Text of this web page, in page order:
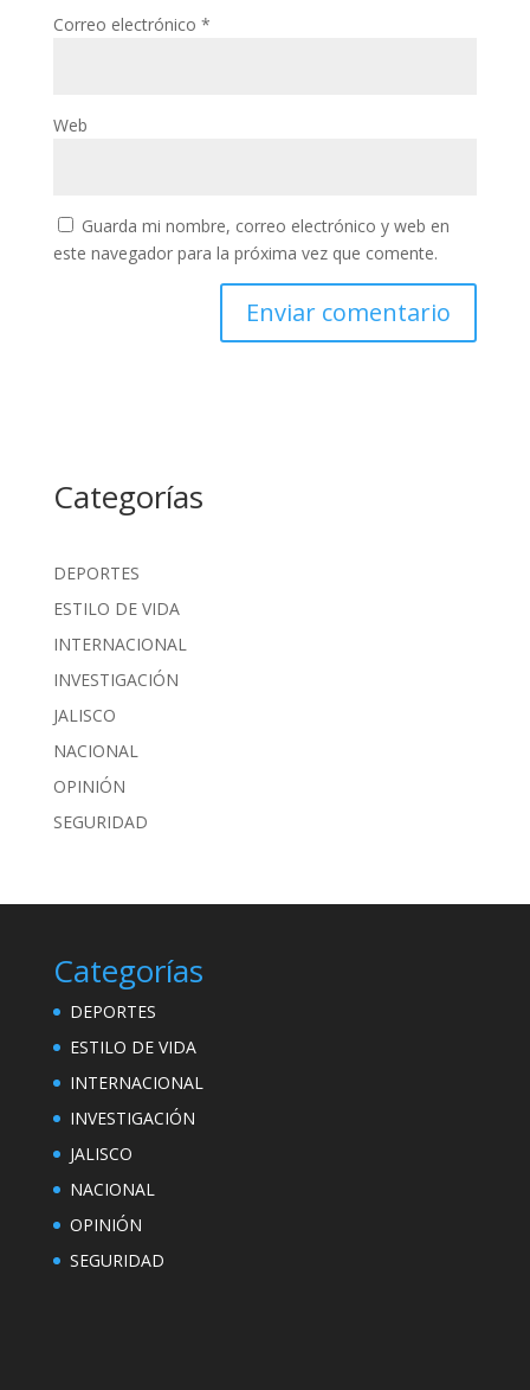
Correo electrónico *
Web
Guarda mi nombre, correo electrónico y web en
este navegador para la próxima vez que comente.
Categorías
DEPORTES
ESTILO DE VIDA
INTERNACIONAL
INVESTIGACIÓN
JALISCO
NACIONAL
OPINIÓN
SEGURIDAD
Categorías
DEPORTES
ESTILO DE VIDA
INTERNACIONAL
INVESTIGACIÓN
JALISCO
NACIONAL
OPINIÓN
SEGURIDAD